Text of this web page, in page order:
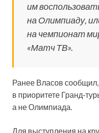
им
на Олимпиаду,
на чемпионат
«Матч ТВ».
Ранее Власов сообщил,
в приоритете
а не Олимпиада.
Для выступления на